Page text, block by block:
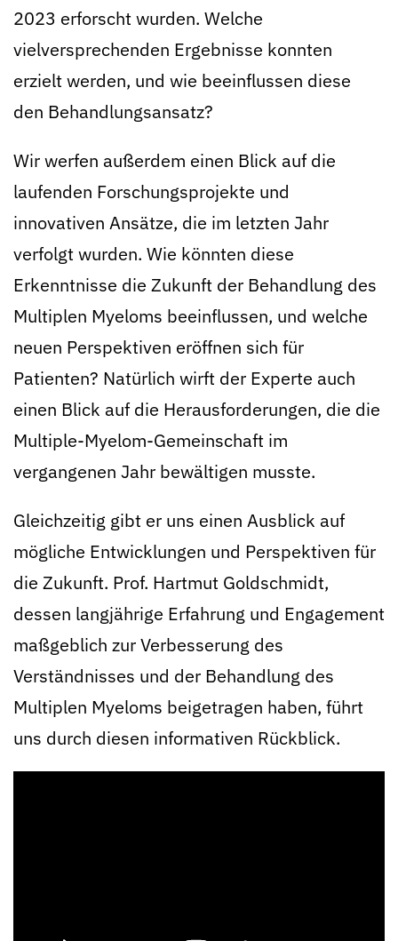
2023 erforscht wurden. Welche
vielversprechenden Ergebnisse konnten
erzielt werden, und wie beeinflussen diese
den Behandlungsansatz?
Wir werfen außerdem einen Blick auf die
laufenden Forschungsprojekte und
innovativen Ansätze, die im letzten Jahr
verfolgt wurden. Wie könnten diese
Erkenntnisse die Zukunft der Behandlung des
Multiplen Myeloms beeinflussen, und welche
neuen Perspektiven eröffnen sich für
Patienten? Natürlich wirft der Experte auch
einen Blick auf die Herausforderungen, die die
Multiple-Myelom-Gemeinschaft im
vergangenen Jahr bewältigen musste.
Gleichzeitig gibt er uns einen Ausblick auf
mögliche Entwicklungen und Perspektiven für
die Zukunft. Prof. Hartmut Goldschmidt,
dessen langjährige Erfahrung und Engagement
maßgeblich zur Verbesserung des
Verständnisses und der Behandlung des
Multiplen Myeloms beigetragen haben, führt
uns durch diesen informativen Rückblick.